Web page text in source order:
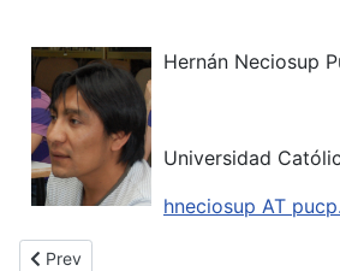
Hernán Neciosup
Universidad
hneciosup AT
Previous article: Mol, Rogério Santos
Prev